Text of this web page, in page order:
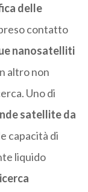
delle
contatto
nanosatelliti
altro non
Uno di
satellite da
capacità di
liquido